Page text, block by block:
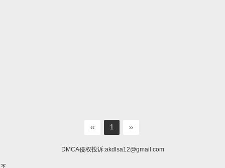
‹‹ 1 ››
DMCA侵权投诉:akdlsa12@gmail.com